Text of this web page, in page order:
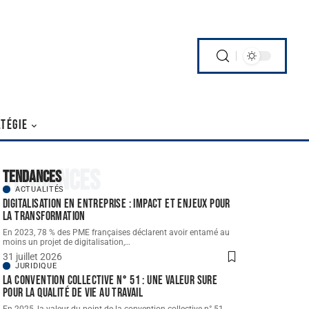
Tendances
Tendances
ACTUALITÉS
Digitalisation en entreprise : impact et enjeux pour
la transformation
En 2023, 78 % des PME françaises déclarent avoir entamé au
moins un projet de digitalisation,…
31 juillet 2026
JURIDIQUE
La convention collective n° 51 : une valeur sure
pour la qualité de vie au travail